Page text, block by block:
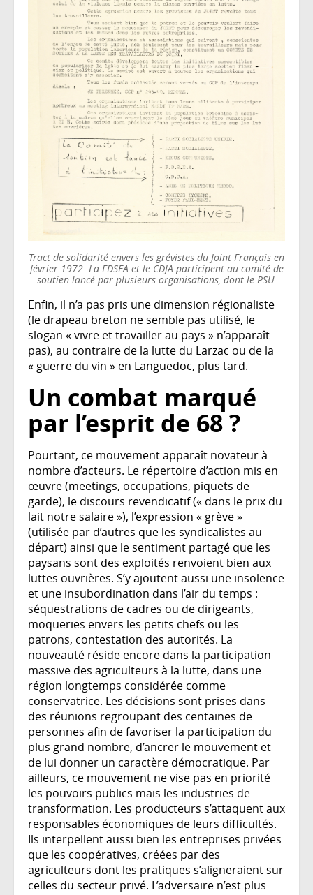
Tract de solidarité envers les grévistes du Joint Français en
février 1972. La FDSEA et le CDJA participent au comité de
soutien lancé par plusieurs organisations, dont le PSU.
Enfin, il n’a pas pris une dimension régionaliste
(le drapeau breton ne semble pas utilisé, le
slogan « vivre et travailler au pays » n’apparaît
pas), au contraire de la lutte du Larzac ou de la
« guerre du vin » en Languedoc, plus tard.
Un combat marqué
par l’esprit de 68 ?
Pourtant, ce mouvement apparaît novateur à
nombre d’acteurs. Le répertoire d’action mis en
œuvre (meetings, occupations, piquets de
garde), le discours revendicatif (« dans le prix du
lait notre salaire »), l’expression « grève »
(utilisée par d’autres que les syndicalistes au
départ) ainsi que le sentiment partagé que les
paysans sont des exploités renvoient bien aux
luttes ouvrières. S’y ajoutent aussi une insolence
et une insubordination dans l’air du temps :
séquestrations de cadres ou de dirigeants,
moqueries envers les petits chefs ou les
patrons, contestation des autorités. La
nouveauté réside encore dans la participation
massive des agriculteurs à la lutte, dans une
région longtemps considérée comme
conservatrice. Les décisions sont prises dans
des réunions regroupant des centaines de
personnes afin de favoriser la participation du
plus grand nombre, d’ancrer le mouvement et
de lui donner un caractère démocratique. Par
ailleurs, ce mouvement ne vise pas en priorité
les pouvoirs publics mais les industries de
transformation. Les producteurs s’attaquent aux
responsables économiques de leurs difficultés.
Ils interpellent aussi bien les entreprises privées
que les coopératives, créées par des
agriculteurs dont les pratiques s’aligneraient sur
celles du secteur privé. L’adversaire n’est plus